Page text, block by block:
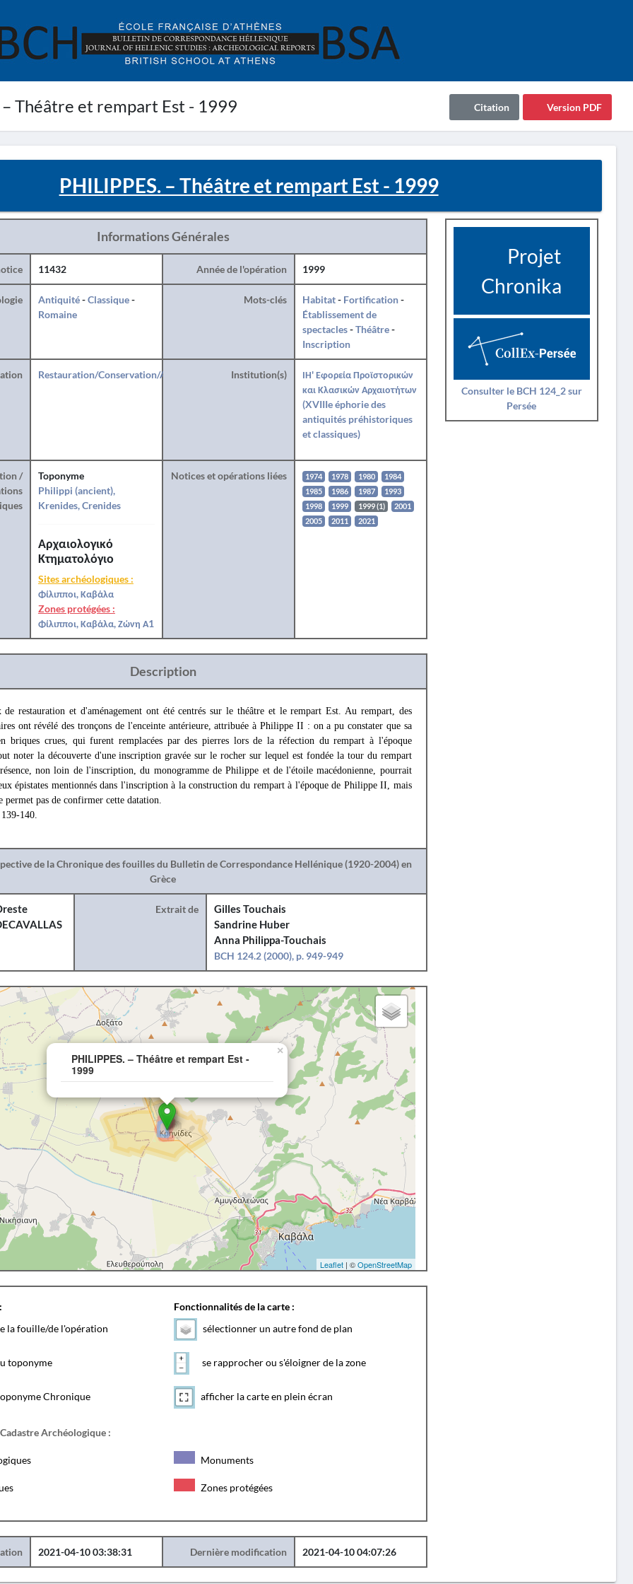
Théâtre et rempart Est - 1999 Version PDF
Citation
PHILIPPES. – Théâtre et rempart Est - 1999
Informations Générales
11432 Année de l'opération 1999
Antiquité-Classique-
Romaine
Mots-clés Habitat- Fortification-
Établissement de
spectacles-Théâtre-
Inscription
Restauration/Conservation/Anastylose Institution(s)
ΙΗ' Εφορεία Προϊστορικών
και Κλασικών Αρχαιοτήτων
(XVIIIe éphorie des
antiquités préhistoriques
et classiques)
/
Toponyme
Philippi (ancient),
Krenides, Crenides
Αρχαιολογικό
Κτηματολόγιο
Sites archéologiques :
Φίλιπποι, Καβάλα
Zones protégées :
Φίλιπποι, Καβάλα, Ζώνη Α1
Notices et opérations liées 1974 1978 1980
1984
1985
1986 1987
1993
1998
1999 1999 (1)
2001
2005
2011 2021
Description
restauration et d'aménagement ont été centrés sur le théâtre et le rempart Est. Au rempart, des
ont révélé des tronçons de l'enceinte antérieure, attribuée à Philippe II : on a pu constater que sa
briques crues, qui furent remplacées par des pierres lors de la réfection du rempart à l'époque
noter la découverte d'une inscription gravée sur le rocher sur lequel est fondée la tour du rempart
non loin de l'inscription, du monogramme de Philippe et de l'étoile macédonienne, pourrait
épistates mentionnés dans l'inscription à la construction du rempart à l'époque de Philippe II, mais
permet pas de confirmer cette datation.
140.
de la Chronique des fouilles du Bulletin de Correspondance Hellénique (1920-2004) en
Grèce
Extrait de
Gilles Touchais
Sandrine Huber
Anna Philippa-Touchais
BCH 124.2 (2000), p. 949-949
PHILIPPES. – Théâtre et rempart Est -
1999
×
Leaflet| ©OpenStreetMap
la fouille/de l'opération
toponyme
Chronique
Fonctionnalités de la carte :
sélectionner un autre fond de plan
se rapprocher ou s'éloigner de la zone
afficher la carte en plein écran
Archéologique :
Monuments
Zones protégées
2021-04-10 03:38:31 Dernière modification 2021-04-10 04:07:26
Projet
Chronika
Consulter le BCH 124_2 sur
Persée